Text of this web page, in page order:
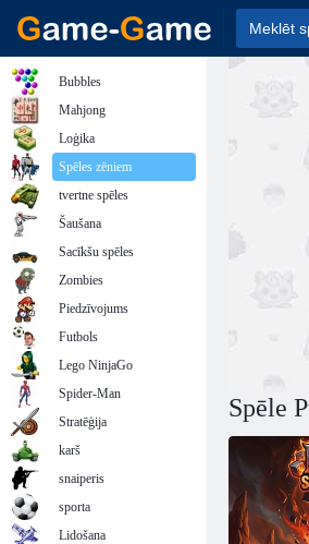
Spēle
Bubbles
Mahjong
Loģika
Spēles zēniem
tvertne spēles
Šaušana
Sacīkšu spēles
Zombies
Piedzīvojums
Futbols
Lego NinjaGo
Spider-Man
Stratēģija
karš
snaiperis
sporta
Lidošana